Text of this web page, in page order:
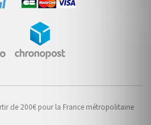
de 200€ pour la France métropolitaine